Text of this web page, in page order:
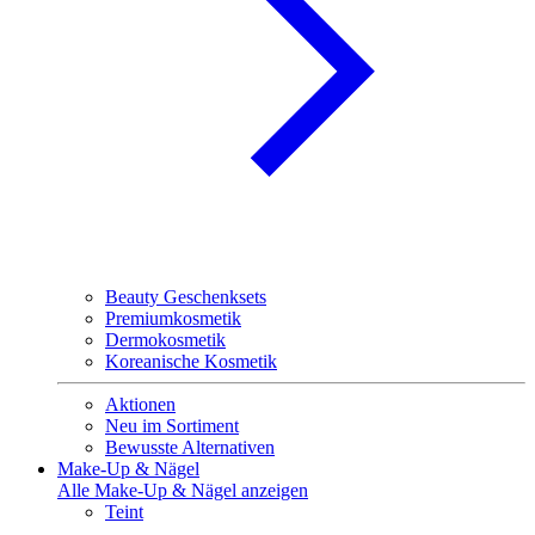
Beauty Geschenksets
Premiumkosmetik
Dermokosmetik
Koreanische Kosmetik
Aktionen
Neu im Sortiment
Bewusste Alternativen
Make-Up & Nägel
Alle Make-Up & Nägel anzeigen
Teint